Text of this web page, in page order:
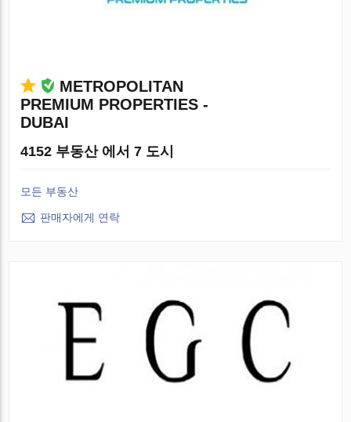
METROPOLITAN
PREMIUM PROPERTIES -
DUBAI
4152 부동산 에서 7 도시
모든 부동산
판매자에게 연락